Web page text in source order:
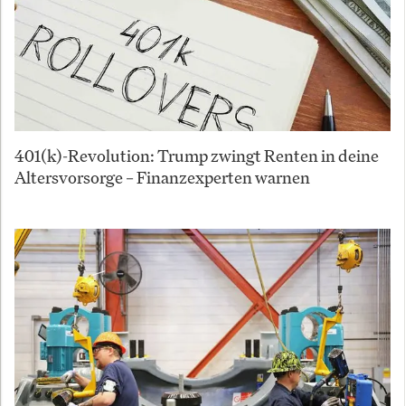
401(k)-Revolution: Trump zwingt Renten in deine
Altersvorsorge – Finanzexperten warnen